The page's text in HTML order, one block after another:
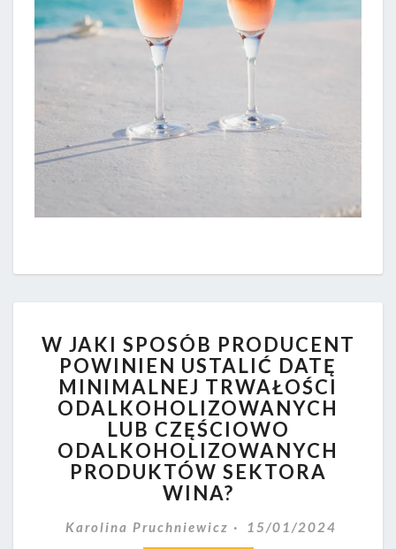
SPOSÓB
PRODUCENT
POWINIEN
USTALIĆ
DATĘ
MINIMALNEJ
TRWAŁOŚCI
ODALKOHOLIZOWANYCH
LUB
CZĘŚCIOWO
ODALKOHOLIZOWANYCH
W JAKI SPOSÓB PRODUCENT
POWINIEN USTALIĆ DATĘ
MINIMALNEJ TRWAŁOŚCI
ODALKOHOLIZOWANYCH
LUB CZĘŚCIOWO
ODALKOHOLIZOWANYCH
PRODUKTÓW SEKTORA
WINA?
Karolina Pruchniewicz 15/01/2024